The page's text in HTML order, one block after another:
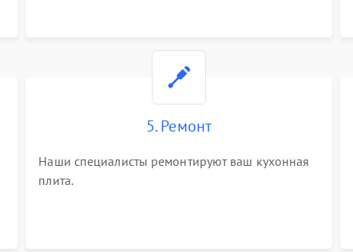
5. Ремонт
Наши специалисты ремонтируют ваш кухонная
плита.